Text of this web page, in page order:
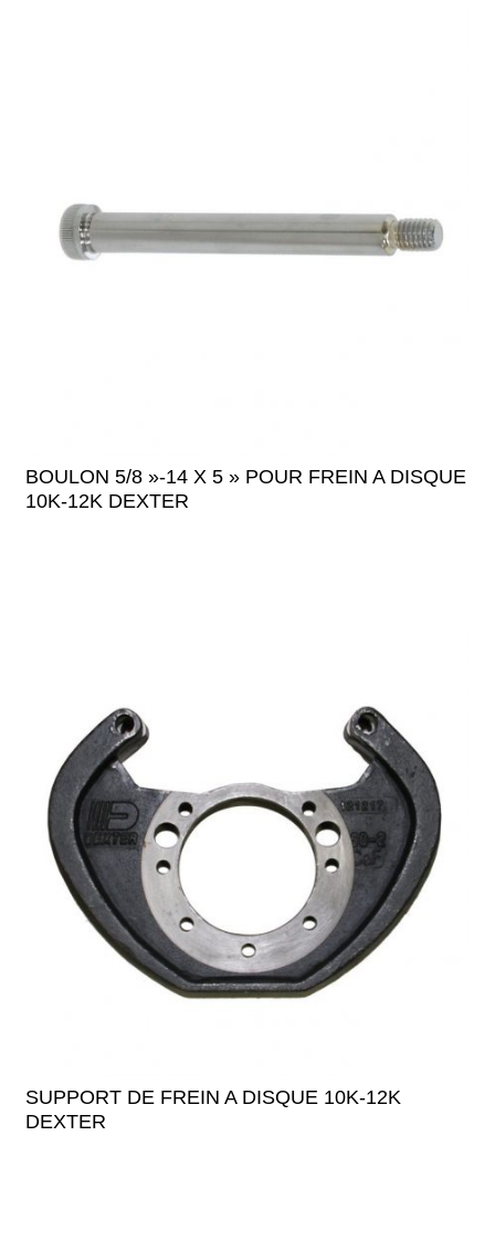
BOULON 5/8 »-14 X 5 » POUR FREIN A DISQUE
10K-12K DEXTER
SUPPORT DE FREIN A DISQUE 10K-12K
DEXTER